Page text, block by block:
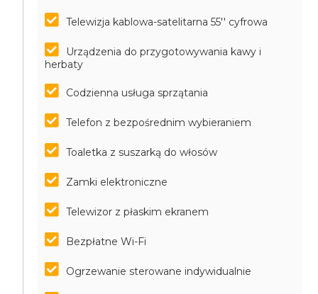
Telewizja kablowa-satelitarna 55'' cyfrowa
Urządzenia do przygotowywania kawy i
herbaty
Codzienna usługa sprzątania
Telefon z bezpośrednim wybieraniem
Toaletka z suszarką do włosów
Zamki elektroniczne
Telewizor z płaskim ekranem
Bezpłatne Wi-Fi
Ogrzewanie sterowane indywidualnie